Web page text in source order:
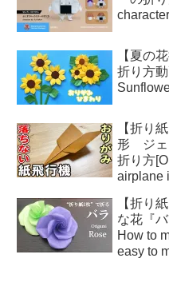
【夏の
折り方
【折り
形 ジェ
折り方
airplane
【折り
な花『
How to
easy to